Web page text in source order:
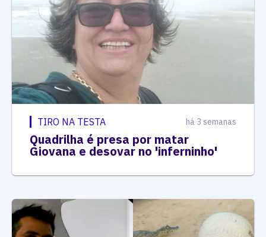
TIRO NA TESTA há 3 semanas
Quadrilha é presa por matar
Giovana e desovar no 'inferninho'